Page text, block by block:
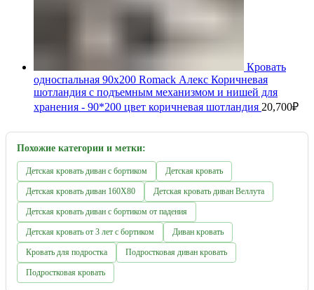
Кровать
односпальная 90х200 Romack Алекс Коричневая
шотландия с подъемным механизмом и нишей для
хранения - 90*200 цвет коричневая шотландия 20,700₽
Похожие категории и метки:
Детcкая кровать диван с бортиком Детская кровать
Детская кровать диван 160Х80 Детская кровать диван Веллута
Детская кровать диван с бортиком от падения
Детская кровать от 3 лет с бортиком Диван кровать
Кровать для подростка Подростковая диван кровать
Подростковая кровать